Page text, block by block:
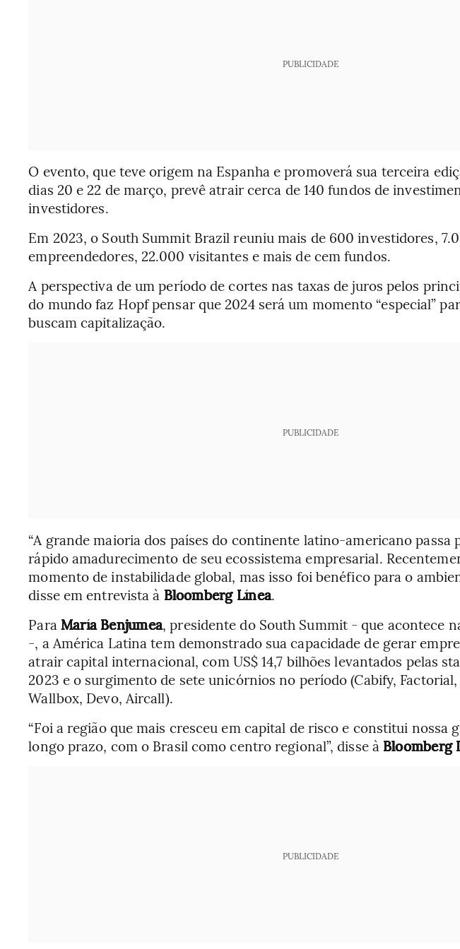
PUBLICIDADE
O evento, que teve origem na Espanha e promoverá sua terceira
dias 20 e 22 de março, prevê atrair cerca de 140 fundos de
investidores.
Em 2023, o South Summit Brazil reuniu mais de 600 investidores,
empreendedores, 22.000 visitantes e mais de cem fundos.
A perspectiva de um período de cortes nas taxas de juros pelos
do mundo faz Hopf pensar que 2024 será um momento “especial”
buscam capitalização.
PUBLICIDADE
“A grande maioria dos países do continente latino-americano passa
rápido amadurecimento de seu ecossistema empresarial.
momento de instabilidade global, mas isso foi benéfico para o
disse em entrevista à Bloomberg Línea.
Para María Benjumea, presidente do South Summit - que acontece
-, a América Latina tem demonstrado sua capacidade de gerar
atrair capital internacional, com US$ 14,7 bilhões levantados pelas
2023 e o surgimento de sete unicórnios no período (Cabify,
Wallbox, Devo, Aircall).
“Foi a região que mais cresceu em capital de risco e constitui nossa
longo prazo, com o Brasil como centro regional”, disse à Bloomberg
PUBLICIDADE